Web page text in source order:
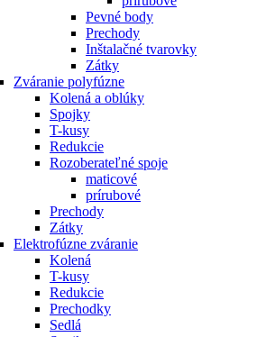
Pevné body
Prechody
Inštalačné tvarovky
Zátky
Zváranie polyfúzne
Kolená a oblúky
Spojky
T-kusy
Redukcie
Rozoberateľné spoje
maticové
prírubové
Prechody
Zátky
Elektrofúzne zváranie
Kolená
T-kusy
Redukcie
Prechodky
Sedlá